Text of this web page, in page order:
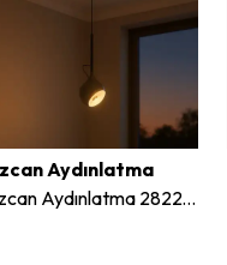
Aydınlatma
Özcan Aydınlatma 2822-1A Tekli Dekoratif Led Sarkıt Avize